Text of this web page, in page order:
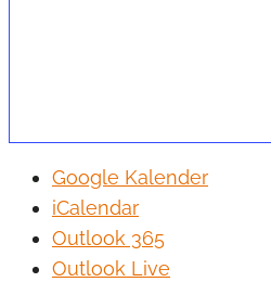
Google Kalender
iCalendar
Outlook 365
Outlook Live